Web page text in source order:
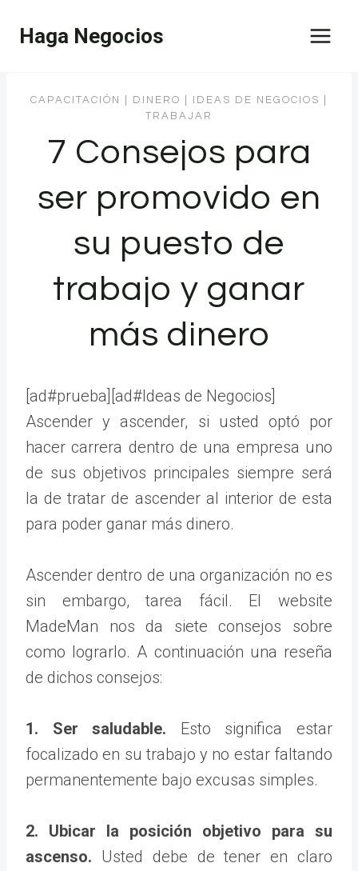
Haga Negocios
CAPACITACIÓN DINERO IDEAS DE NEGOCIOS
TRABAJAR
7 Consejos para
ser promovido en
su puesto de
trabajo y ganar
más dinero
[ad#prueba][ad#Ideas de Negocios]
Ascender y ascender, si usted optó por
hacer carrera dentro de una empresa uno
de sus objetivos principales siempre será
la de tratar de ascender al interior de esta
para poder ganar más dinero.
Ascender dentro de una organización no es
sin embargo, tarea fácil. El website
MadeMan nos da siete consejos sobre
como lograrlo. A continuación una reseña
de dichos consejos:
1. Ser saludable. Esto significa estar
focalizado en su trabajo y no estar faltando
permanentemente bajo excusas simples.
2. Ubicar la posición objetivo para su
ascenso. Usted debe de tener en claro